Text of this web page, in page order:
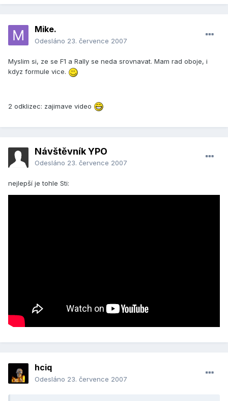
Mike.
Odesláno 23. července 2007
Myslim si, ze se F1 a Rally se neda srovnavat. Mam rad oboje, i
kdyz formule vice.
2 odklizec: zajimave video
Návštěvník YPO
Odesláno 23. července 2007
nejlepší je tohle Sti:
hciq
Odesláno 23. července 2007